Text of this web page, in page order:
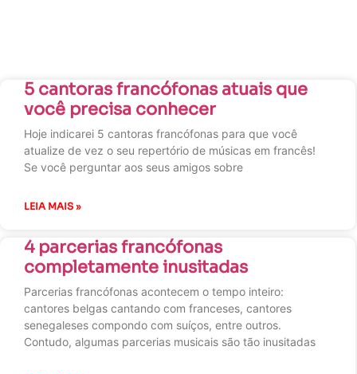
5 cantoras francófonas atuais que
você precisa conhecer
Hoje indicarei 5 cantoras francófonas para que você
atualize de vez o seu repertório de músicas em francês!
Se você perguntar aos seus amigos sobre
LEIA MAIS »
4 parcerias francófonas
completamente inusitadas
Parcerias francófonas acontecem o tempo inteiro:
cantores belgas cantando com franceses, cantores
senegaleses compondo com suíços, entre outros.
Contudo, algumas parcerias musicais são tão inusitadas